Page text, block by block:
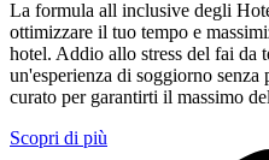
La formula all inclusive degli
ottimizzare il tuo tempo e
hotel. Addio allo stress del fai da
un'esperienza di soggiorno
curato per garantirti il massimo
Scopri di più